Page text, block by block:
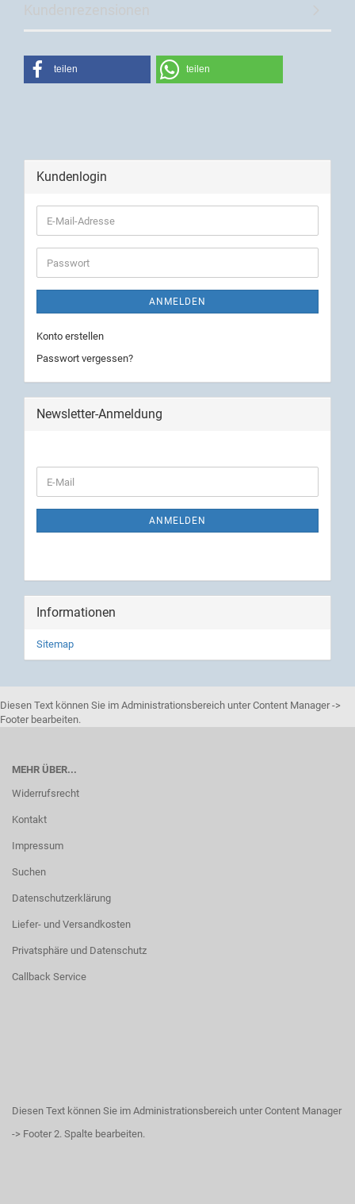
teilen teilen
Kundenlogin
ANMELDEN
Konto erstellen
Passwort vergessen?
Newsletter-Anmeldung
ANMELDEN
Informationen
Sitemap
Diesen Text können Sie im Administrationsbereich unter Content Manager ->
Footer bearbeiten.
MEHR ÜBER...
Widerrufsrecht
Kontakt
Impressum
Suchen
Datenschutzerklärung
Liefer- und Versandkosten
Privatsphäre und Datenschutz
Callback Service
Diesen Text können Sie im Administrationsbereich unter Content Manager
-> Footer 2. Spalte bearbeiten.